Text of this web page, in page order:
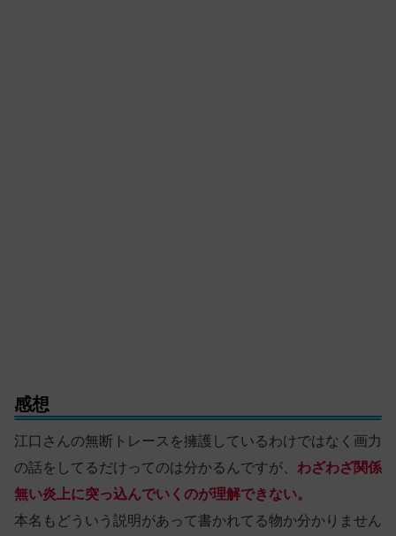
感想
江口さんの無断トレースを擁護しているわけではなく画力
の話をしてるだけってのは分かるんですが、 わざわざ関係
無い炎上に突っ込んでいくのが理解できない。
本名もどういう説明があって書かれてる物か分かりません